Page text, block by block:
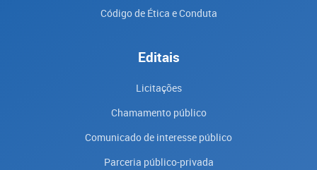
Código de Ética e Conduta
Editais
Licitações
Chamamento público
Comunicado de interesse público
Parceria público-privada